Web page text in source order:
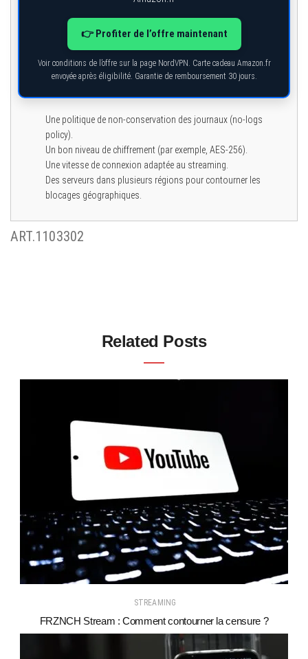
👉 Profiter de l’offre maintenant
Voir conditions de l’offre sur la page NordVPN. Carte cadeau Amazon.fr
envoyée après éligibilité. Garantie de remboursement 30 jours.
Une politique de non-conservation des journaux (no-logs
policy).
Un bon niveau de chiffrement (par exemple, AES-256).
Une vitesse de connexion adaptée au streaming.
Des serveurs dans plusieurs régions pour contourner les
blocages géographiques.
ART.1103302
Related Posts
STREAMING
FRZNCH Stream : Comment contourner la censure ?